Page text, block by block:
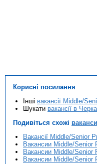
Корисні посилання
Інші вакансії Middle/
Шукати вакансії в
Подивіться схожі
Вакансії Middle/Senior
Вакансии Middle/Senior
Вакансии Middle/Senior
Вакансии Middle/Senior